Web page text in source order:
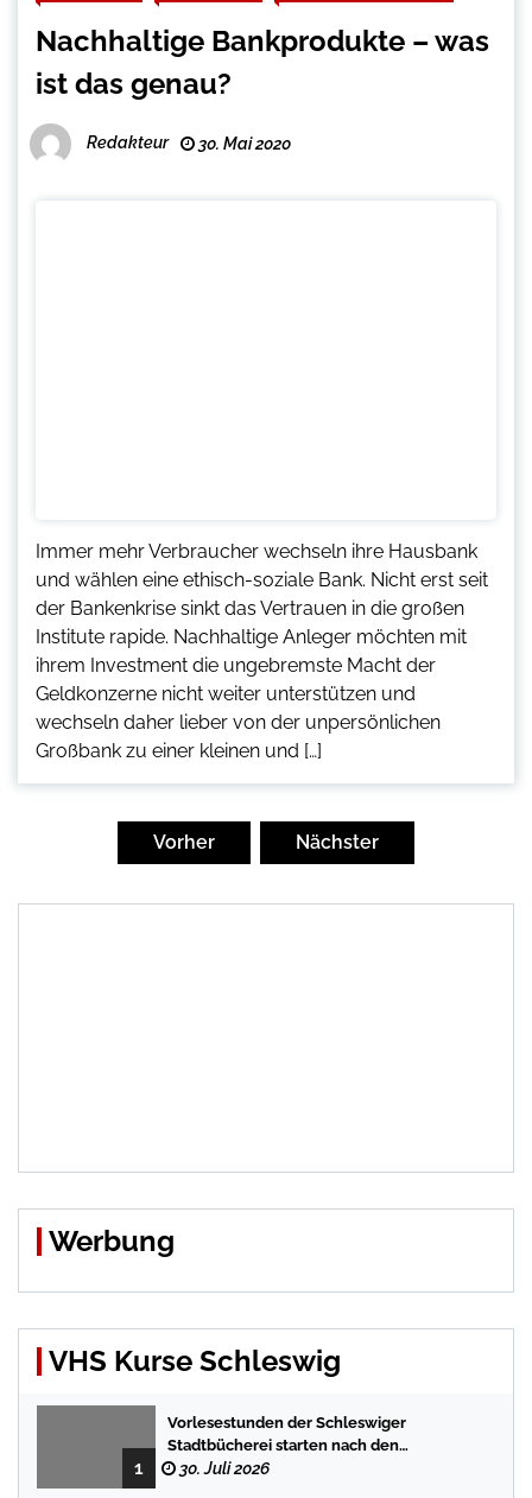
Nachhaltige Bankprodukte – was
ist das genau?
Redakteur 30. Mai 2020
Immer mehr Verbraucher wechseln ihre Hausbank
und wählen eine ethisch-soziale Bank. Nicht erst seit
der Bankenkrise sinkt das Vertrauen in die großen
Institute rapide. Nachhaltige Anleger möchten mit
ihrem Investment die ungebremste Macht der
Geldkonzerne nicht weiter unterstützen und
wechseln daher lieber von der unpersönlichen
Großbank zu einer kleinen und […]
Vorher Nächster
Werbung
VHS Kurse Schleswig
1
Vorlesestunden der Schleswiger
Stadtbücherei starten nach den
Sommerferien mit spannenden
30. Juli 2026